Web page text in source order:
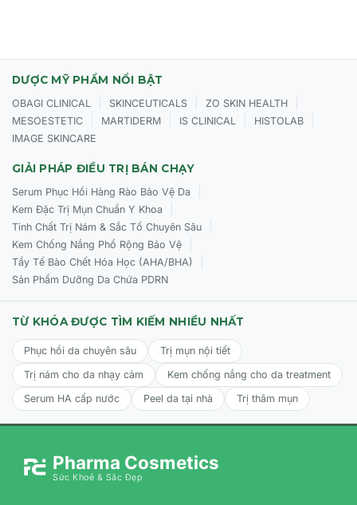
SERUM
Thoa một lớp mỏng lên vùng da sạch và khô. Rửa tay trước
khi áp dụng các sản phẩm bổ khác. Nên sử dụng kem chống
nắng hàng ngày. Da có thể xảy ra dấu hiệu khô trong tuần
đầu sử dụng.
Lưu ý :Không sử dụng nếu có thai hoặc đang cho con bú.
DƯỢC MỸ PHẨM NỔI BẬT
OBAGI CLINICAL SKINCEUTICALS ZO SKIN HEALTH
MESOESTETIC MARTIDERM IS CLINICAL HISTOLAB
IMAGE SKINCARE
GIẢI PHÁP ĐIỀU TRỊ BÁN CHẠY
Serum Phục Hồi Hàng Rào Bảo Vệ Da
Kem Đặc Trị Mụn Chuẩn Y Khoa
Tinh Chất Trị Nám & Sắc Tố Chuyên Sâu
Kem Chống Nắng Phổ Rộng Bảo Vệ
Tẩy Tế Bào Chết Hóa Học (AHA/BHA)
Sản Phẩm Dưỡng Da Chứa PDRN
TỪ KHÓA ĐƯỢC TÌM KIẾM NHIỀU NHẤT
Phục hồi da chuyên sâu
Trị mụn nội tiết
Trị nám cho da nhạy cảm
Kem chống nắng cho da treatment
Serum HA cấp nước
Peel da tại nhà Trị thâm mụn
Pharma Cosmetics
Sức Khoẻ & Sắc Đẹp